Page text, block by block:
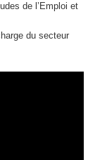
de l’Emploi et
du secteur